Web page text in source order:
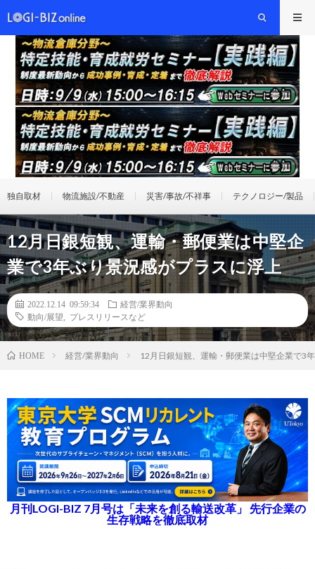
独自取材 物流施設/不動産 災害/事故/不祥事 テクノロジー/製品
12月日銀短観、運輸・郵便業は中堅企
業で3年ぶり景況感がプラスに浮上
2022.12.14 09:59:34
経営/業界動向
動向/展望
プレスリリースなど
HOME 経営/業界動向 12月日銀短観、運輸・郵便業は中堅企業で3
月刊LOGI-BIZ 7月号は「未来を創る輸送改革」 先行企業の
生存戦略を徹底取材